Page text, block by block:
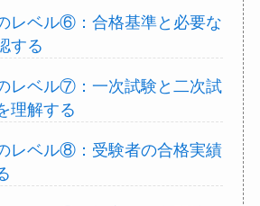
レベル⑥：合格基準と必要な
する
レベル⑦：一次試験と二次試
理解する
レベル⑧：受験者の合格実績